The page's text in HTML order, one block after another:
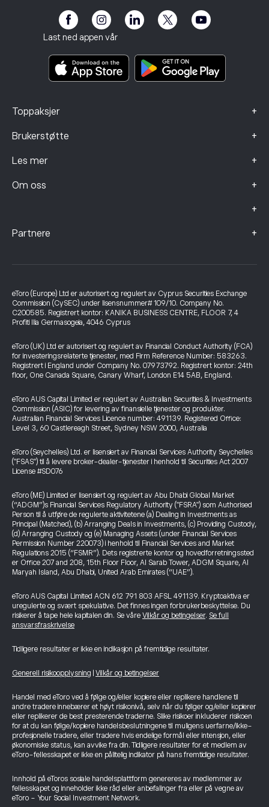
Last ned appen vår
Toppaksjer +
Brukerstøtte +
Les mer +
Om oss +
+
Risikoopplysning
Betingelser og vilkår
Nøkkelinformasjonsdokumenter
Klagedata (FCA-klienter)
Partnere +
Investeringsforsikring
eToro (Europe) Ltd er autorisert og regulert av Cyprus Securities Exchange
Commission (CySEC) under lisensnummer# 109/10. Company No.
C200585. Registrert kontor: KANIKA BUSINESS CENTRE, FLOOR 7, 4
Profiti Ilia Germasogeia, 4046 Cyprus
eToro (UK) Ltd er autorisert og regulert av Financial Conduct Authority (FCA)
for investeringsrelaterte tjenester, med Firm Reference Number: 583263.
Registrert i England under Company No. 07973792. Registrert kontor: 24th
floor, One Canada Square, Canary Wharf, London E14 5AB, England.
eToro AUS Capital Limited er regulert av Australian Securities & Investments
Commission (ASIC) for levering av finansielle tjenester og produkter.
Australian Financial Services Licence number: 491139. Registered Office:
Level 3, 60 Castlereagh Street, Sydney NSW 2000, Australia
eToro (Seychelles) Ltd. er lisensiert av Financial Services Authority Seychelles
("FSAS") til å levere broker-dealer-tjenester i henhold til Securities Act 2007
License #SD076
eToro (ME) Limited er lisensiert og regulert av Abu Dhabi Global Market
(“ADGM”)s Financial Services Regulatory Authority ("FSRA") som Authorised
Person til å utføre de regulerte aktivitetene (a) Dealing in Investments as
Principal (Matched), (b) Arranging Deals in Investments, (c) Providing Custody,
(d) Arranging Custody og (e) Managing Assets (under Financial Services
Permission Number 220073) i henhold til Financial Services and Market
Regulations 2015 (“FSMR”). Dets registrerte kontor og hovedforretningssted
er Office 207 and 208, 15th Floor Floor, Al Sarab Tower, ADGM Square, Al
Maryah Island, Abu Dhabi, United Arab Emirates (“UAE”).
eToro AUS Capital Limited ACN 612 791 803 AFSL 491139. Kryptoaktiva er
uregulerte og svært spekulative. Det finnes ingen forbrukerbeskyttelse. Du
risikerer å tape hele kapitalen din. Se våre Vilkår og betingelser. Se full
ansvarsfraskrivelse
Tidligere resultater er ikke en indikasjon på fremtidige resultater.
Generell risikoopplysning Vilkår og betingelser
Handel med eToro ved å følge og/eller kopiere eller replikere handlene til
andre tradere innebærer et høyt risikonivå, selv når du følger og/eller kopierer
eller replikerer de best presterende traderne. Slike risikoer inkluderer risikoen
for at du kan følge/kopiere handelsbeslutningene til muligens uerfarne/ikke-
profesjonelle tradere, eller tradere hvis endelige formål eller intensjon, eller
økonomiske status, kan avvike fra din. Tidligere resultater for et medlem av
eToro-fellesskapet er ikke en pålitelig indikator på hans fremtidige resultater.
Innhold på eToros sosiale handelsplattform genereres av medlemmer av
fellesskapet og inneholder ikke råd eller anbefalinger fra eller på vegne av
eToro - Your Social Investment Network.